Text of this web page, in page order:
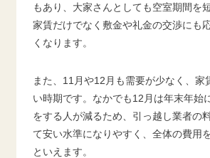
もあり、大家さんとしても空室期間を
家賃だけでなく敷金や礼金の交渉にも
くなります。
また、11月や12月も需要が少なく、家
い時期です。なかでも12月は年末年始
をする人が減るため、引っ越し業者の
て安い水準になりやすく、全体の費用
といえます。